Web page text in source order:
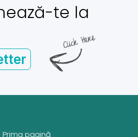
te la
Prima pagină